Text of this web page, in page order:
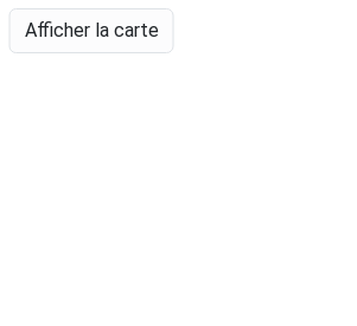
Afficher la carte